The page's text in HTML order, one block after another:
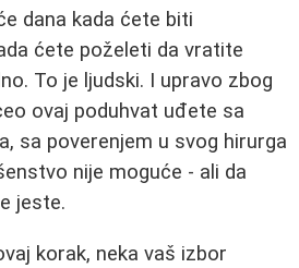
dana kada ćete biti
ćete poželeti da vratite
To je ljudski. I upravo zbog
ovaj poduhvat uđete sa
sa poverenjem u svog hirurga
nije moguće - ali da
jeste.
korak, neka vaš izbor